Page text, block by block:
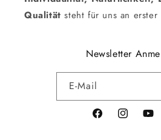
Qualität steht für uns an erster
Newsletter
E-Mail
FacebookInstagram